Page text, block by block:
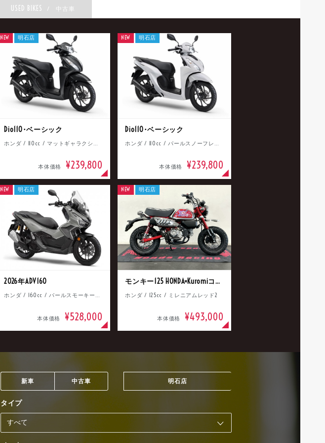
USED BIKES / 中古車
Dio110･ベーシック
ホンダ / 110cc / マットギャラクシーブラックメタリック
本体価格 ¥239,800
NEW 明石店
Dio110･ベーシック
ホンダ / 110cc / パールスノーフレークホワイト
本体価格 ¥239,800
NEW 明石店
2026年ADV160
ホンダ / 160cc / パールスモーキーグレー
本体価格 ¥528,000
NEW 明石店
モンキー125 HONDA×Kuromiコラボ
ホンダ / 125cc / ミレニアムレッド2
本体価格 ¥493,000
NEW 明石店
新車 中古車 明石店
タイプ